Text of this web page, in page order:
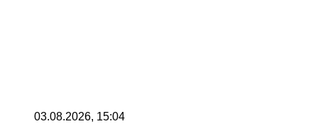
03.08.2026, 15:04